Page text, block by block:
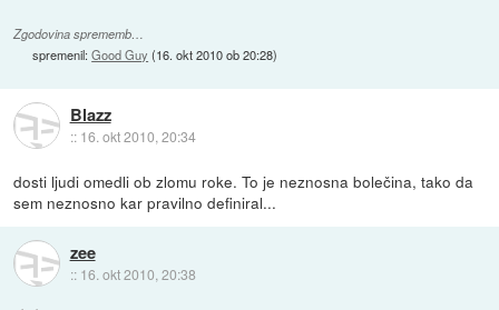
Zgodovina sprememb…
spremenil:Good Guy (16. okt 2010 ob 20:28)
Blazz
:: 16. okt 2010, 20:34
dosti ljudi omedli ob zlomu roke. To je neznosna bolečina, tako da
sem neznosno kar pravilno definiral...
zee
:: 16. okt 2010, 20:38